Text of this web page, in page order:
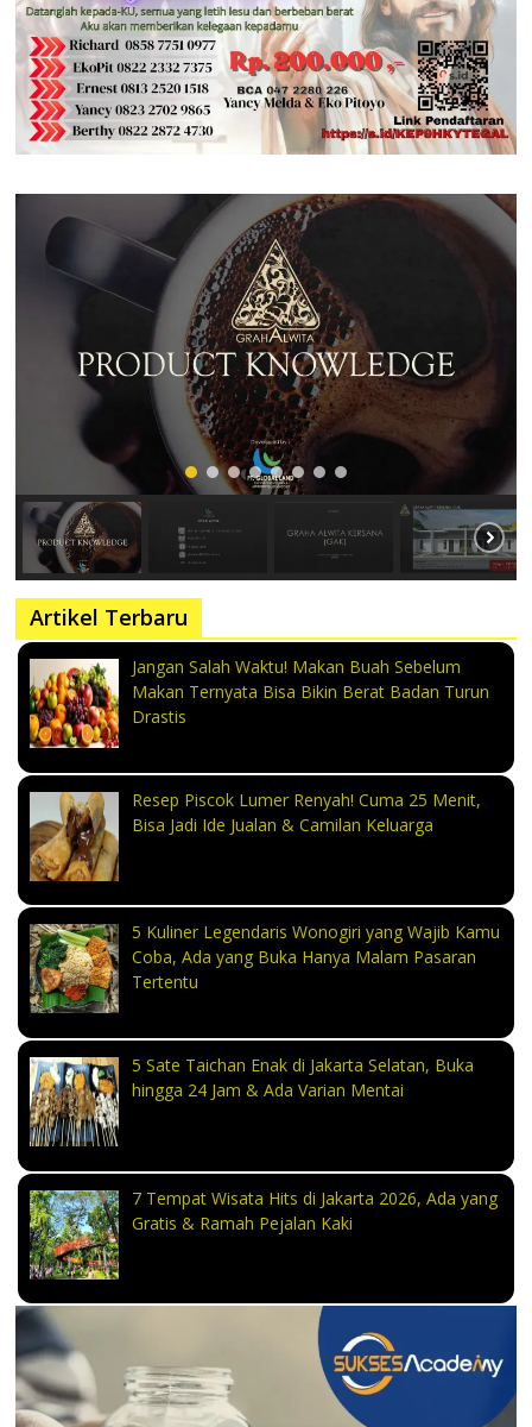
Artikel Terbaru
Jangan Salah Waktu! Makan Buah Sebelum
Makan Ternyata Bisa Bikin Berat Badan Turun
Drastis
Resep Piscok Lumer Renyah! Cuma 25 Menit,
Bisa Jadi Ide Jualan & Camilan Keluarga
5 Kuliner Legendaris Wonogiri yang Wajib Kamu
Coba, Ada yang Buka Hanya Malam Pasaran
Tertentu
5 Sate Taichan Enak di Jakarta Selatan, Buka
hingga 24 Jam & Ada Varian Mentai
7 Tempat Wisata Hits di Jakarta 2026, Ada yang
Gratis & Ramah Pejalan Kaki